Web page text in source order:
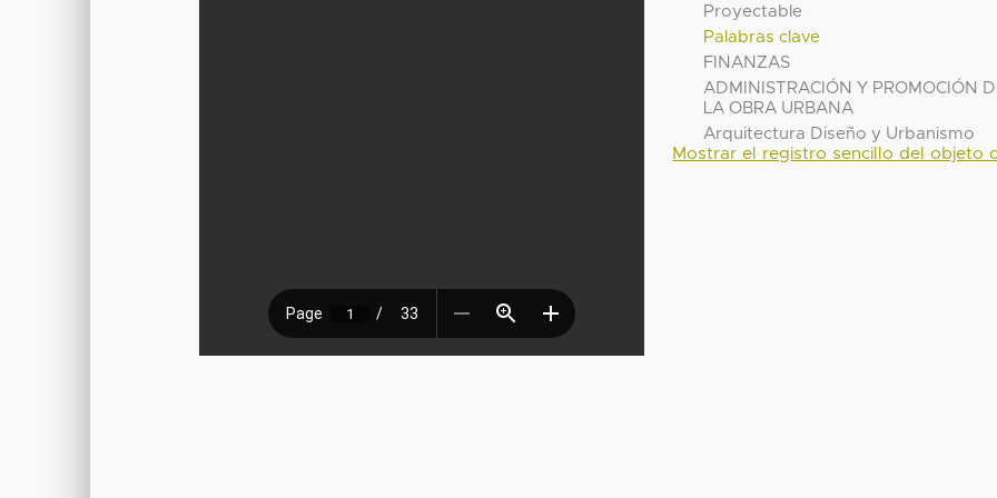
Proyectable
Palabras clave
FINANZAS
ADMINISTRACIÓN Y PROMOCIÓN
LA OBRA URBANA
Arquitectura Diseño y Urbanismo
Mostrar el registro sencillo del objeto